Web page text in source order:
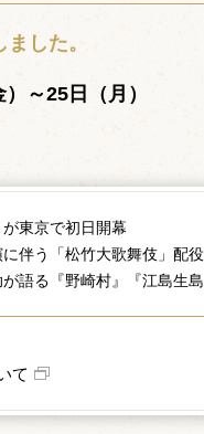
した。
～25日（月）
が東京で初日開幕
伴う「松竹大歌舞伎」配
語る『野崎村』『江島生島
て